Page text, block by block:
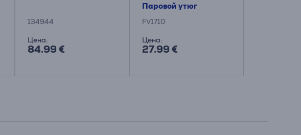
134944
Цена:
84.99 €
Паровой утюг
FV1710
Цена:
27.99 €